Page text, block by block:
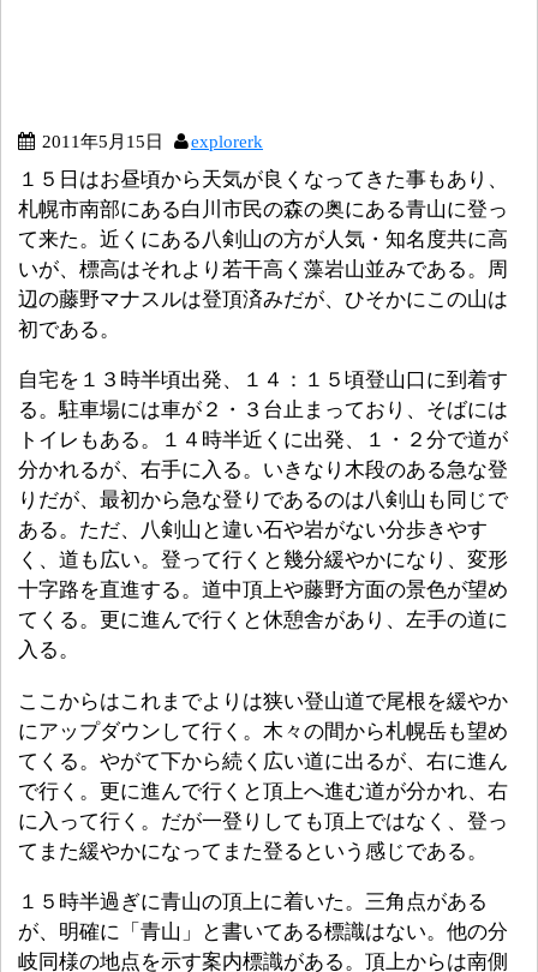
2011年5月15日 explorerk
１５日はお昼頃から天気が良くなってきた事もあり、
札幌市南部にある白川市民の森の奥にある青山に登っ
て来た。近くにある八剣山の方が人気・知名度共に高
いが、標高はそれより若干高く藻岩山並みである。周
辺の藤野マナスルは登頂済みだが、ひそかにこの山は
初である。
自宅を１３時半頃出発、１４：１５頃登山口に到着す
る。駐車場には車が２・３台止まっており、そばには
トイレもある。１４時半近くに出発、１・２分で道が
分かれるが、右手に入る。いきなり木段のある急な登
りだが、最初から急な登りであるのは八剣山も同じで
ある。ただ、八剣山と違い石や岩がない分歩きやす
く、道も広い。登って行くと幾分緩やかになり、変形
十字路を直進する。道中頂上や藤野方面の景色が望め
てくる。更に進んで行くと休憩舎があり、左手の道に
入る。
ここからはこれまでよりは狭い登山道で尾根を緩やか
にアップダウンして行く。木々の間から札幌岳も望め
てくる。やがて下から続く広い道に出るが、右に進ん
で行く。更に進んで行くと頂上へ進む道が分かれ、右
に入って行く。だが一登りしても頂上ではなく、登っ
てまた緩やかになってまた登るという感じである。
１５時半過ぎに青山の頂上に着いた。三角点がある
が、明確に「青山」と書いてある標識はない。他の分
岐同様の地点を示す案内標識がある。頂上からは南側